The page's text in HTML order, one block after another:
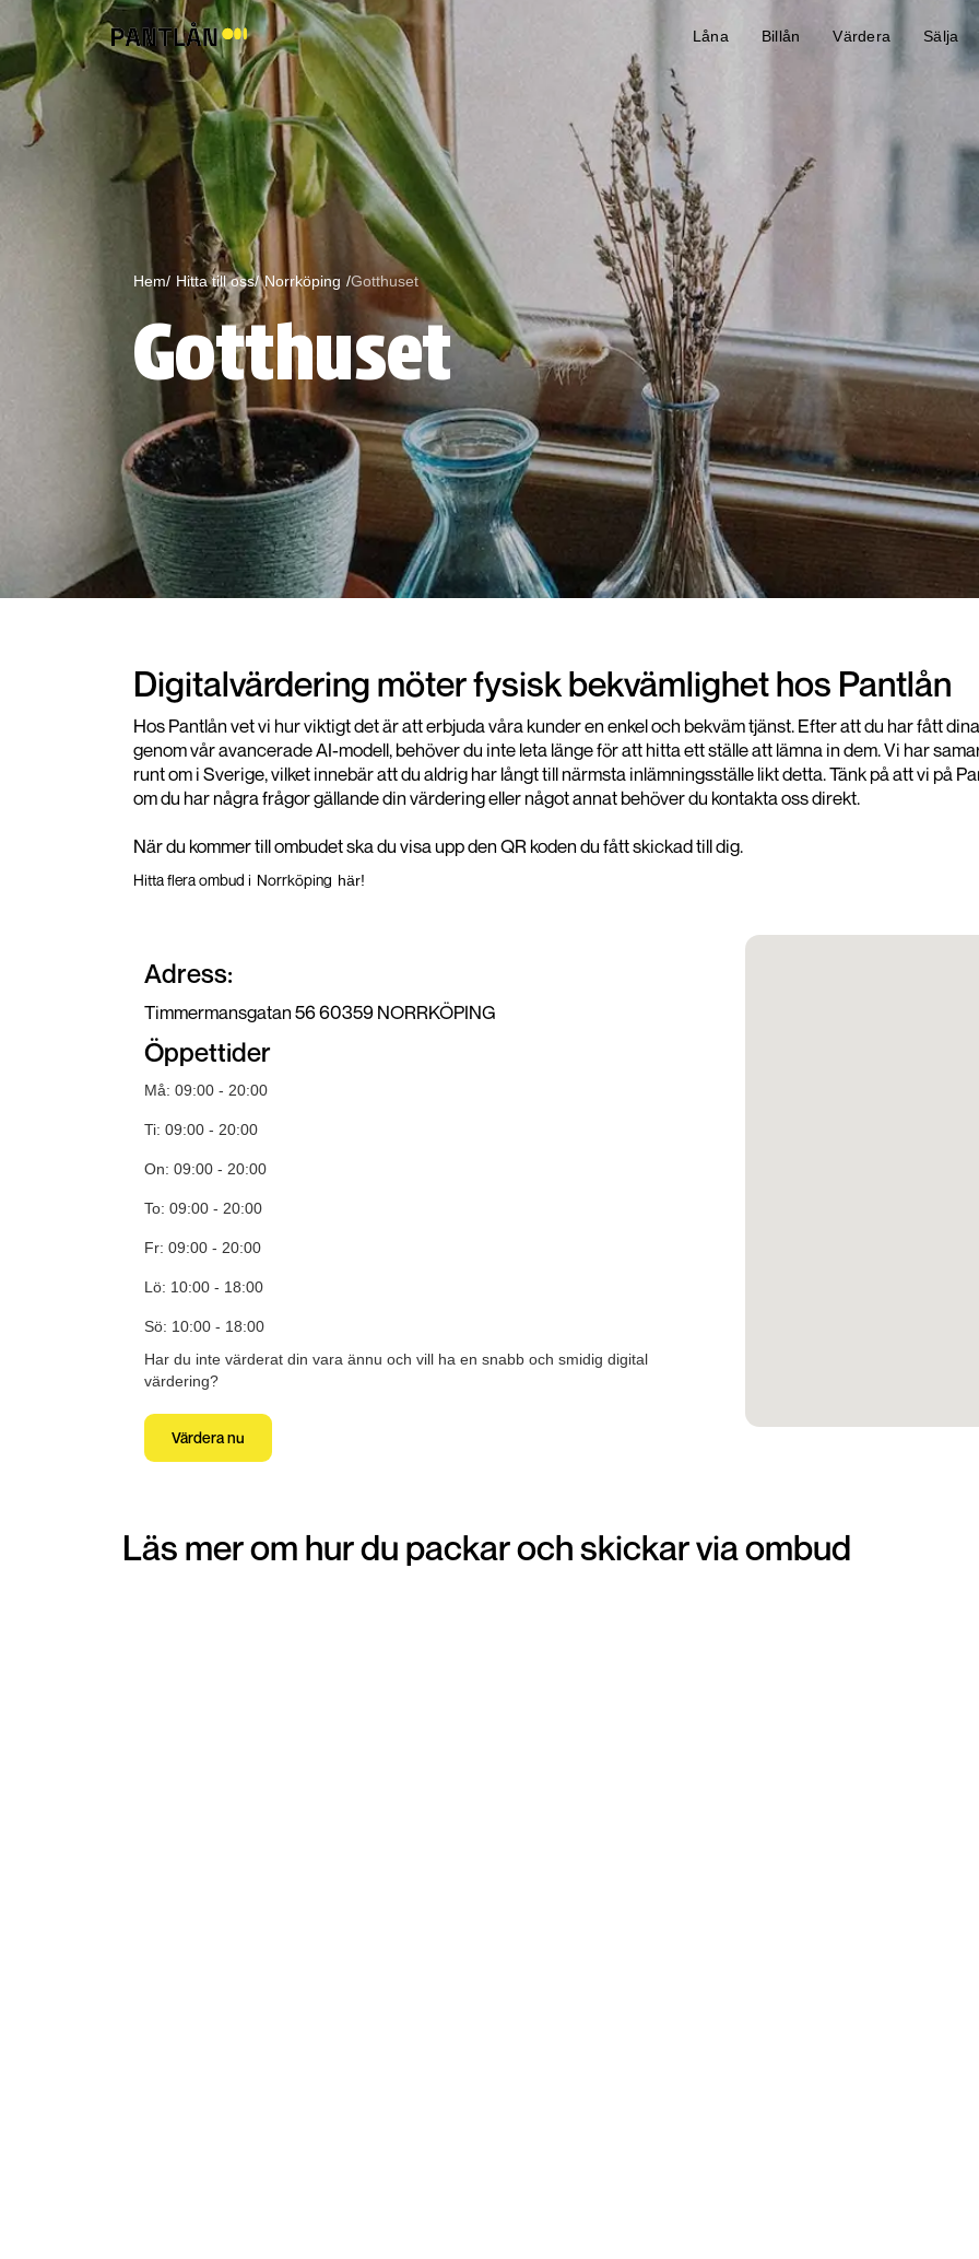
Låna Billån Värdera Sälja
Hem/ Hitta till oss/ Norrköping /Gotthuset
Gotthuset
Digitalvärdering möter fysisk bekvämlighet hos Pantlån
Hos Pantlån vet vi hur viktigt det är att erbjuda våra kunder en enkel och bekväm tjänst. Efter att du har fått
genom vår avancerade AI-modell, behöver du inte leta länge för att hitta ett ställe att lämna in dem. Vi har
runt om i Sverige, vilket innebär att du aldrig har långt till närmsta inlämningsställe likt detta. Tänk på att vi på
om du har några frågor gällande din värdering eller något annat behöver du kontakta oss direkt.
När du kommer till ombudet ska du visa upp den QR koden du fått skickad till dig.
Hitta flera ombud i Norrköping här!
Adress:
Timmermansgatan 56 60359 NORRKÖPING
Öppettider
Må: 09:00 - 20:00
Ti: 09:00 - 20:00
On: 09:00 - 20:00
To: 09:00 - 20:00
Fr: 09:00 - 20:00
Lö: 10:00 - 18:00
Sö: 10:00 - 18:00
Har du inte värderat din vara ännu och vill ha en snabb och smidig digital
värdering?
Värdera nu
Läs mer om hur du packar och skickar via ombud